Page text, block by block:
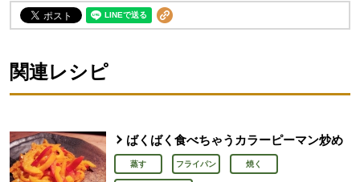
関連レシピ
ばくばく食べちゃうカラーピーマン炒め
蒸す フライパン 焼く